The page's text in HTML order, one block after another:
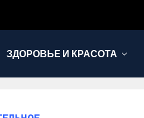
ЗДОРОВЬЕ И КРАСОТА